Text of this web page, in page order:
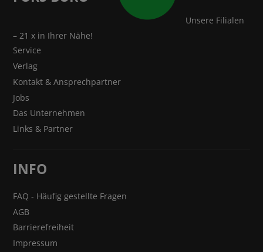
Unsere Filialen
– 21 x in Ihrer Nähe!
Service
Verlag
Kontakt & Ansprechpartner
Jobs
Das Unternehmen
Links & Partner
INFO
FAQ - Häufig gestellte Fragen
AGB
Barrierefreiheit
Impressum